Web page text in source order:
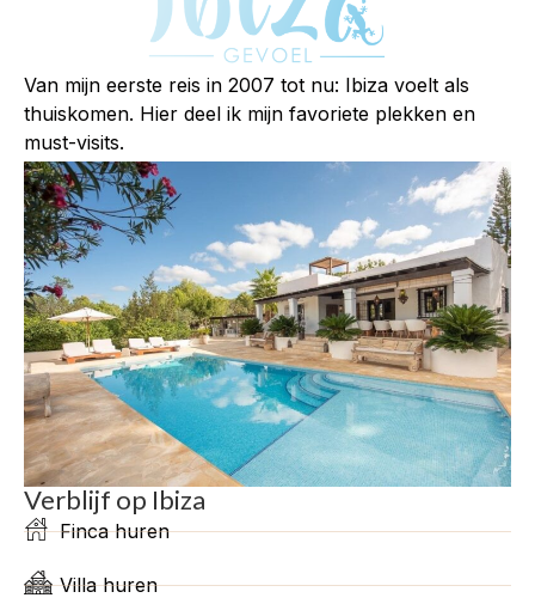
Van mijn eerste reis in 2007 tot nu: Ibiza voelt als
thuiskomen. Hier deel ik mijn favoriete plekken en
must-visits.
Verblijf op Ibiza
Finca huren
Villa huren